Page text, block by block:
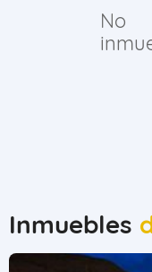
No
Inmuebles